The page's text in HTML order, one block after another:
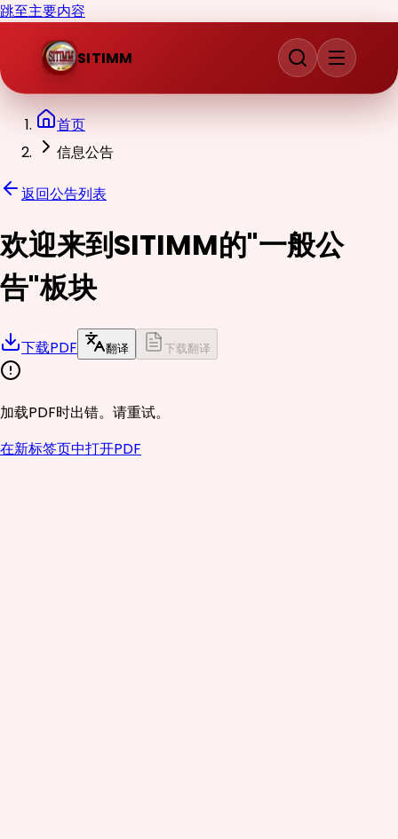
跳至主要内容
SITIMM
首页
信息公告
返回公告列表
欢迎来到SITIMM的"一般公
告"板块
下载PDF 翻译 下载翻译
加载PDF时出错。请重试。
在新标签页中打开PDF